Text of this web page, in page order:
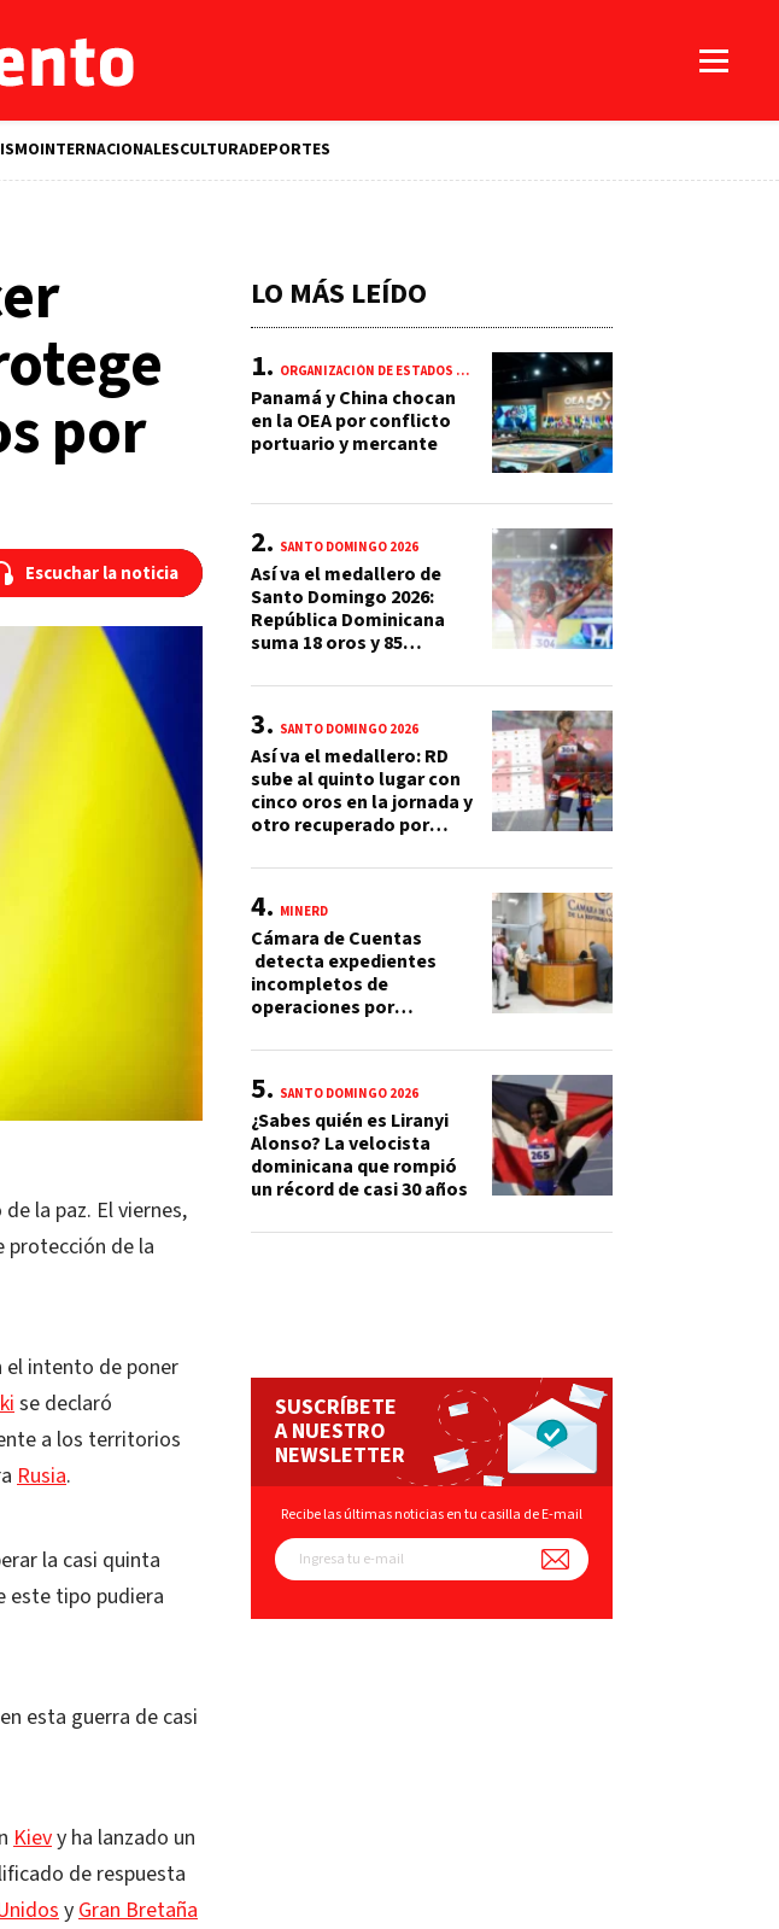
INTERNACIONALESCULTURADEPORTES
por
Escuchar la noticia
Escuchar la noticia
la paz. El viernes,
protección de la
el intento de poner
se declaró
a los territorios
Rusia.
la casi quinta
este tipo pudiera
esta guerra de casi
Kievy ha lanzado un
de respuesta
yGran Bretaña
LO MÁS LEÍDO
ORGANIZACIÓN DE ESTADOS AMERICANOS (OEA)
Panamá y China chocan
en la OEA por conflicto
portuario y mercante
SANTO DOMINGO 2026
Así va el medallero de
Santo Domingo 2026:
República Dominicana
suma 18 oros y 85
SANTO DOMINGO 2026
Así va el medallero: RD
sube al quinto lugar con
cinco oros en la jornada y
otro recuperado por
MINERD
Cámara de Cuentas
detecta expedientes
incompletos de
operaciones por
MINERD, entre 2019 y
2020
SANTO DOMINGO 2026
¿Sabes quién es Liranyi
Alonso? La velocista
dominicana que rompió
un récord de casi 30 años
SUSCRÍBETE
A NUESTRO
NEWSLETTER
Recibe las últimas noticias en tu casilla de E-mail